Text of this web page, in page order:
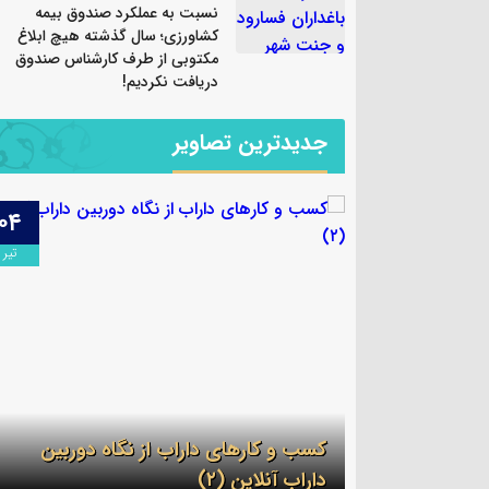
نسبت به عملکرد صندوق بیمه
کشاورزی؛ سال گذشته هیچ ابلاغ
مکتوبی از طرف کارشناس صندوق
دریافت نکردیم!
جدیدترین تصاویر
۰۴
تیر
کسب و کارهای داراب از نگاه دوربین
داراب آنلاین (۲)